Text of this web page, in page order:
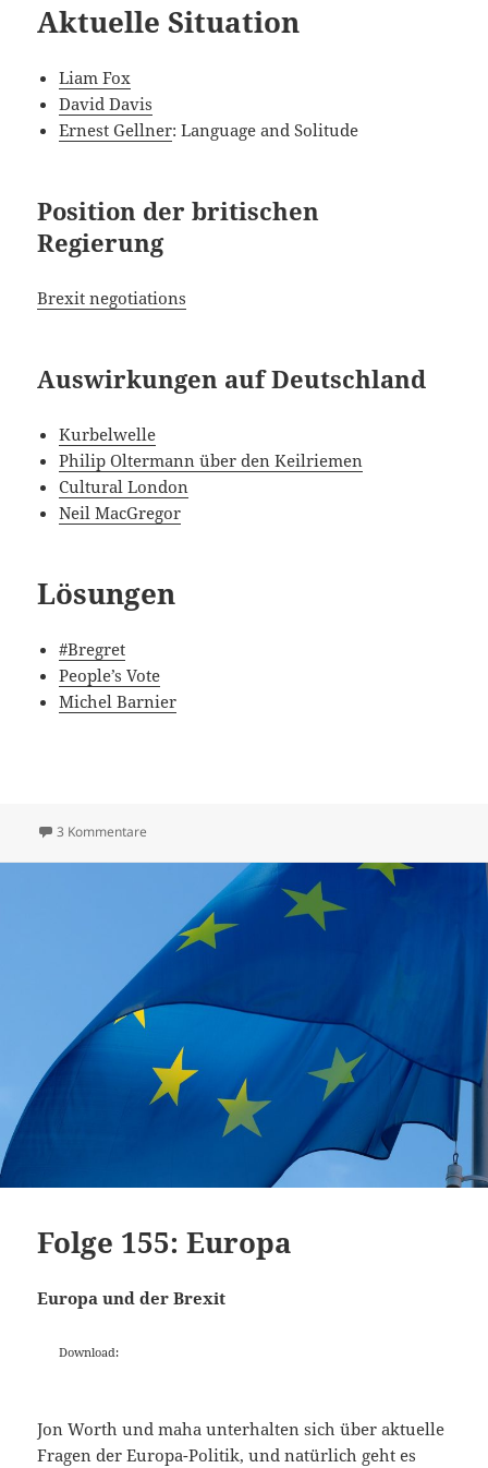
Aktuelle Situation
Liam Fox
David Davis
Ernest Gellner: Language and Solitude
Position der britischen
Regierung
Brexit negotiations
Auswirkungen auf Deutschland
Kurbelwelle
Philip Oltermann über den Keilriemen
Cultural London
Neil MacGregor
Lösungen
#Bregret
People’s Vote
Michel Barnier
3 Kommentare
Folge 155: Europa
Europa und der Brexit
Download:
Jon Worth und maha unterhalten sich über aktuelle
Fragen der Europa-Politik, und natürlich geht es